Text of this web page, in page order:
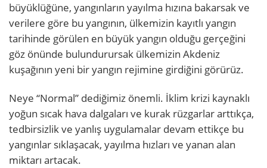
büyüklüğüne, yangınların yayılma hızına bakarsak ve
verilere göre bu yangının, ülkemizin kayıtlı yangın
tarihinde görülen en büyük yangın olduğu gerçeğini
göz önünde bulundurursak ülkemizin Akdeniz
kuşağının yeni bir yangın rejimine girdiğini görürüz.
Neye “Normal” dediğimiz önemli. İklim krizi kaynaklı
yoğun sıcak hava dalgaları ve kurak rüzgarlar arttıkça,
tedbirsizlik ve yanlış uygulamalar devam ettikçe bu
yangınlar sıklaşacak, yayılma hızları ve yanan alan
miktarı artacak.